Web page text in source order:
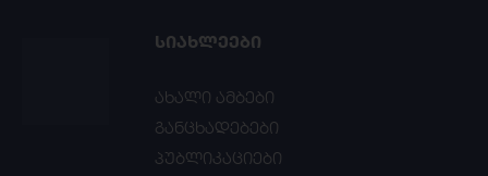
ᲡᲘᲐᲮᲚᲔᲔᲑᲘ
ახალი ამბები
განცხადებები
პუბლიკაციები